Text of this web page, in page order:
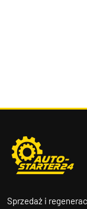
Sprzedaż i